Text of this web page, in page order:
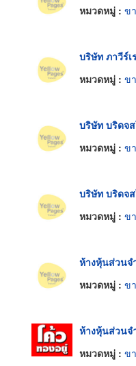
หมวดหมู่ : ข
บริษัท ภาวีร์เ
หมวดหมู่ : ข
บริษัท บริดจ
หมวดหมู่ : ข
บริษัท บริดจ
หมวดหมู่ : ข
ห้างหุ้นส่วนจ
หมวดหมู่ : ข
ห้างหุ้นส่วนจ
หมวดหมู่ : ข